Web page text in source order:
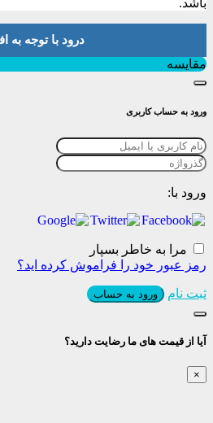
باشد.
درود با توجه به
مقایسه
ورود به حساب کاربری
ورود با:
مرا به خاطر بسپار
رمز عبور خود را فراموش کرده اید؟
ثبت نام ورود به حساب
آیا از قیمت های ما رضایت دارید؟
×